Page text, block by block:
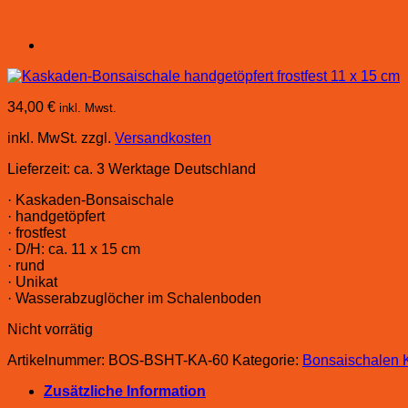
34,00 € inkl. Mwst.
inkl. MwSt. zzgl. Versandkosten
Lieferzeit: ca. 3 Werktage Deutschland
· Kaskaden-Bonsaischale
· handgetöpfert
· frostfest
· D/H: ca. 11 x 15 cm
· rund
· Unikat
· Wasserabzuglöcher im Schalenboden
Nicht vorrätig
Artikelnummer: BOS-BSHT-KA-60 Kategorie: Bonsaischalen
Zusätzliche Information